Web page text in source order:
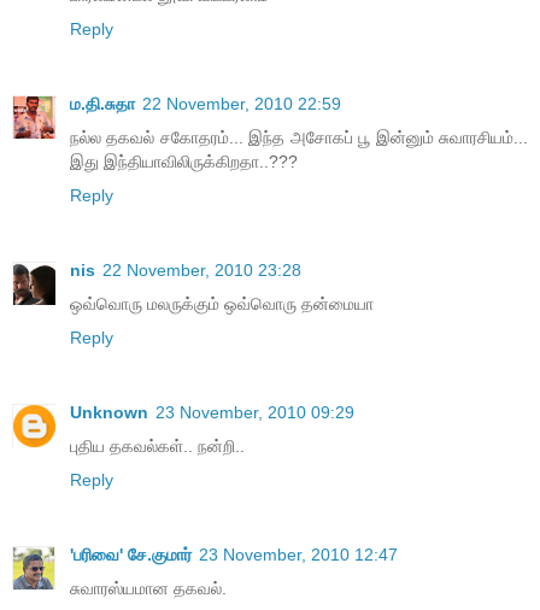
Reply
ம.தி.சுதா 22 November, 2010 22:59
நல்ல தகவல் சகோதரம்... இந்த அசோகப் பூ இன்னும் சுவாரசியம்...
இது இந்தியாவிலிருக்கிறதா..???
Reply
nis 22 November, 2010 23:28
ஒவ்வொரு மலருக்கும் ஒவ்வொரு தன்மையா
Reply
Unknown 23 November, 2010 09:29
புதிய தகவல்கள்.. நன்றி..
Reply
'பரிவை' சே.குமார் 23 November, 2010 12:47
சுவாரஸ்யமான தகவல்.